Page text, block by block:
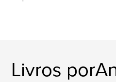
Livros